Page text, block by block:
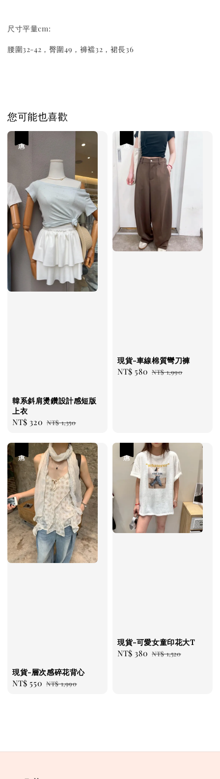
尺寸平量cm:
腰圍32-42，臀圍49，褲襠32，裙長36
您可能也喜歡
韓系斜肩燙鑽設計感短版
上衣
Sale
NT$ 320 Regular
NT$ 1,350
現貨-車線棉質彎刀褲
Sale
NT$ 580 Regular
NT$ 1,990
現貨-層次感碎花背心
Sale
NT$ 550 Regular
NT$ 1,990
現貨-可愛女童印花大T
Sale
NT$ 380 Regular
NT$ 1,520